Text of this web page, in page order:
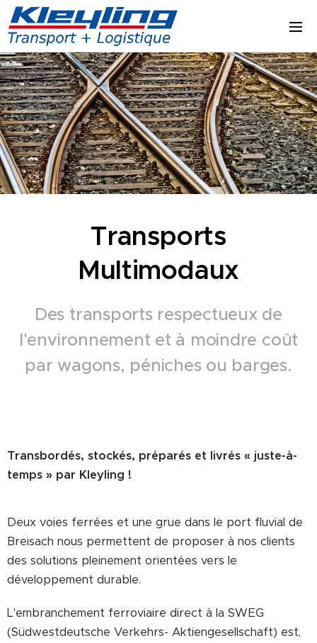
Transports
Multimodaux
Des transports respectueux de
l'environnement et à moindre coût
par wagons, péniches ou barges.
Transbordés, stockés, préparés et livrés « juste-à-
temps » par Kleyling !
Deux voies ferrées et une grue dans le port fluvial de
Breisach nous permettent de proposer à nos clients
des solutions pleinement orientées vers le
développement durable.
L'embranchement ferroviaire direct à la SWEG
(Südwestdeutsche Verkehrs- Aktiengesellschaft) est,